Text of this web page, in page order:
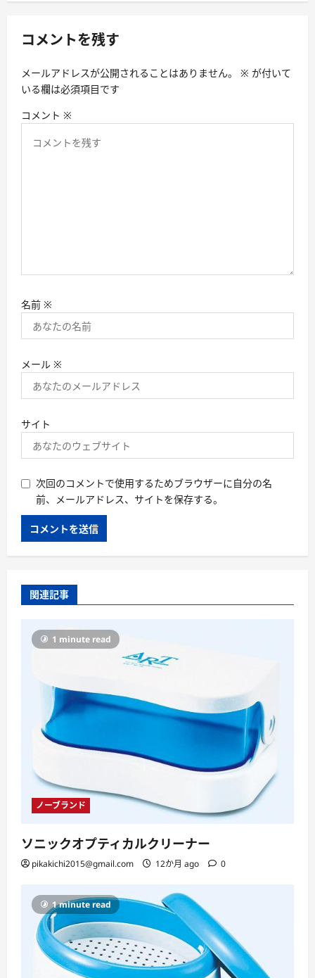
ー
ョ
コメントを残す
メールアドレスが公開されることはありません。 ※ が付いて
いる欄は必須項目です
コメント ※
名前 ※
メール ※
サイト
次回のコメントで使用するためブラウザーに自分の名
前、メールアドレス、サイトを保存する。
関連記事
1 minute read
ノーブランド
ソニックオプティカルクリーナー
pikakichi2015@gmail.com 12か月 ago 0
1 minute read